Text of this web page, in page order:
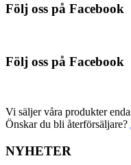
Följ oss på Facebook
Följ oss på Facebook
Vi säljer våra produkter
Önskar du bli återförsäljare?
NYHETER